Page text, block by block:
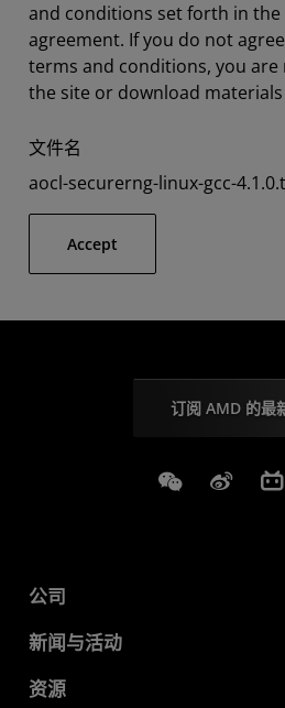
and conditions set forth in the
agreement. If you do not
terms and conditions, you
the site or download
文件名
aocl-securerng-linux-gcc-
Accept
订阅 AMD 的最
Weixin
公司
关于 AMD
企业责任
新闻与活动
新闻中心
资源